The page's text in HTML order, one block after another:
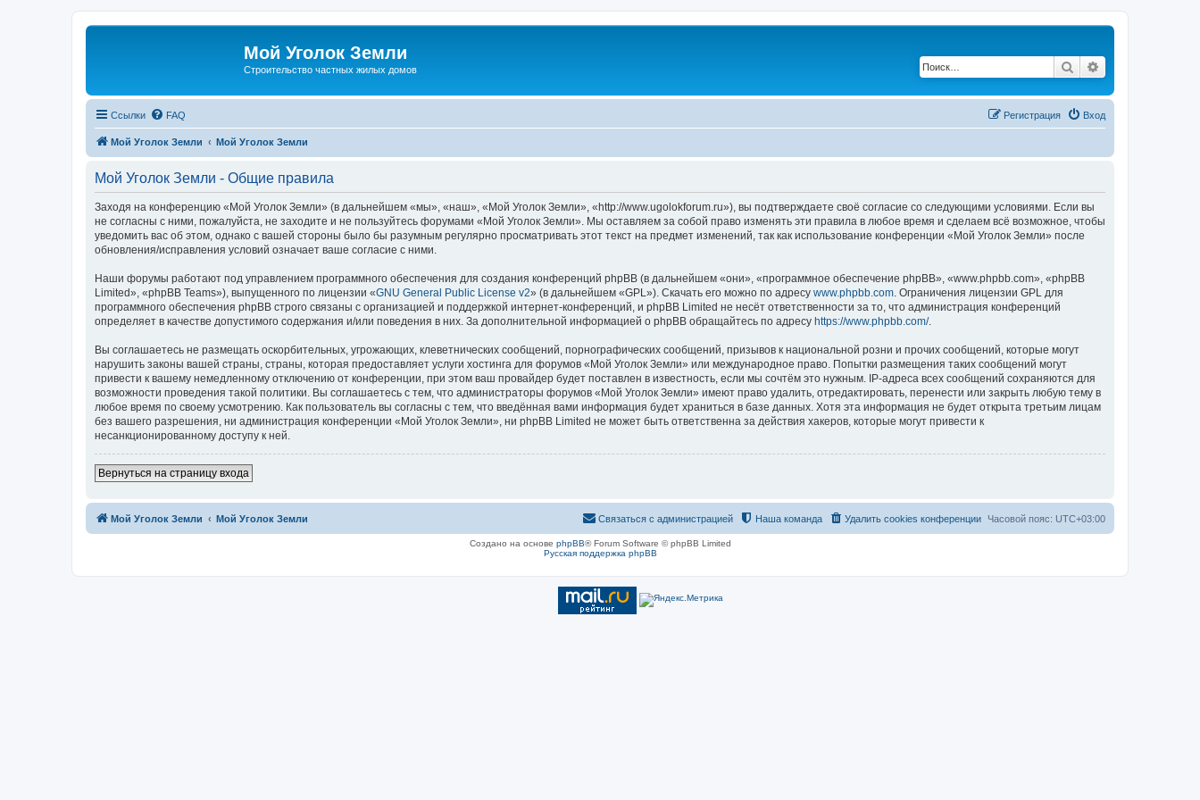
Мой Уголок Земли
Cтроительство частных жилых домов Поиск
Ссылки FAQ Вход
Регистрация
Мой Уголок Земли Мой Уголок Земли
Мой Уголок Земли - Общие правила
Заходя на конференцию «Мой Уголок Земли» (в дальнейшем «мы», «наш», «Мой Уголок Земли», «http://www.ugolokforum.ru»), вы подтверждаете своё согласие со следующими условиями. Если вы
не согласны с ними, пожалуйста, не заходите и не пользуйтесь форумами «Мой Уголок Земли». Мы оставляем за собой право изменять эти правила в любое время и сделаем всё возможное, чтобы
уведомить вас об этом, однако с вашей стороны было бы разумным регулярно просматривать этот текст на предмет изменений, так как использование конференции «Мой Уголок Земли» после
обновления/исправления условий означает ваше согласие с ними.
Наши форумы работают под управлением программного обеспечения для создания конференций phpBB (в дальнейшем «они», «программное обеспечение phpBB», «www.phpbb.com», «phpBB
Limited», «phpBB Teams»), выпущенного по лицензии «GNU General Public License v2» (в дальнейшем «GPL»). Скачать его можно по адресу www.phpbb.com . Ограничения лицензии GPL для
программного обеспечения phpBB строго связаны с организацией и поддержкой интернет-конференций, и phpBB Limited не несёт ответственности за то, что администрация конференций
определяет в качестве допустимого содержания и/или поведения в них. За дополнительной информацией о phpBB обращайтесь по адресу https://www.phpbb.com/.
Вы соглашаетесь не размещать оскорбительных, угрожающих, клеветнических сообщений, порнографических сообщений, призывов к национальной розни и прочих сообщений, которые могут
нарушить законы вашей страны, страны, которая предоставляет услуги хостинга для форумов «Мой Уголок Земли» или международное право. Попытки размещения таких сообщений могут
привести к вашему немедленному отключению от конференции, при этом ваш провайдер будет поставлен в известность, если мы сочтём это нужным. IP-адреса всех сообщений сохраняются для
возможности проведения такой политики. Вы соглашаетесь с тем, что администраторы форумов «Мой Уголок Земли» имеют право удалить, отредактировать, перенести или закрыть любую тему в
любое время по своему усмотрению. Как пользователь вы согласны с тем, что введённая вами информация будет храниться в базе данных. Хотя эта информация не будет открыта третьим лицам
без вашего разрешения, ни администрация конференции «Мой Уголок Земли», ни phpBB Limited не может быть ответственна за действия хакеров, которые могут привести к
несанкционированному доступу к ней.
Вернуться на страницу входа
Мой Уголок Земли Мой Уголок Земли Часовой пояс: UTC+03:00
Удалить cookies конференции
Наша команда
Связаться с администрацией
Создано на основе phpBB® Forum Software © phpBB Limited
Русская поддержка phpBB